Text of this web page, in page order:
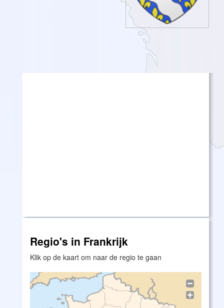
Regio's in Frankrijk
Klik op de kaart om naar de regio te gaan